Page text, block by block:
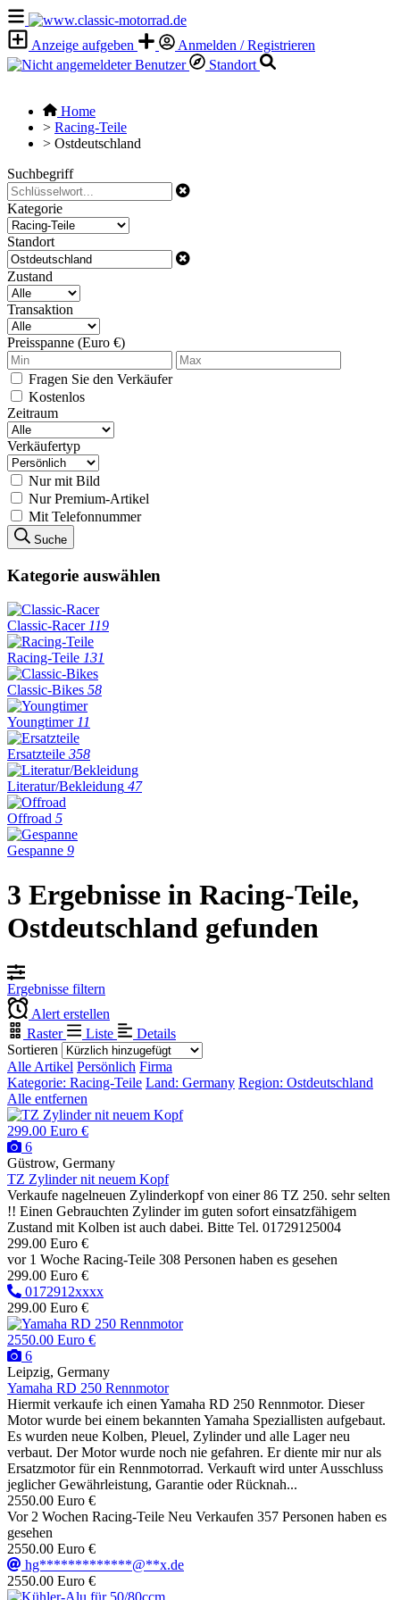
Anzeige aufgeben
Anmelden / Registrieren
Standort
Home
> Racing-Teile
> Ostdeutschland
Suchbegriff
Kategorie
Standort
Zustand
Transaktion
Preisspanne (Euro €)
Fragen Sie den Verkäufer
Kostenlos
Zeitraum
Verkäufertyp
Nur mit Bild
Nur Premium-Artikel
Mit Telefonnummer
Suche
Kategorie auswählen
Classic-Racer 119
Racing-Teile 131
Classic-Bikes 58
Youngtimer 11
Ersatzteile 358
Literatur/Bekleidung 47
Offroad 5
Gespanne 9
3 Ergebnisse in Racing-Teile,
Ostdeutschland gefunden
Ergebnisse filtern
Alert erstellen
Raster
Liste
Details
Sortieren
Alle Artikel Persönlich Firma
Kategorie: Racing-Teile Land: Germany Region: Ostdeutschland
Alle entfernen
299.00 Euro €
6
Güstrow, Germany
TZ Zylinder nit neuem Kopf
Verkaufe nagelneuen Zylinderkopf von einer 86 TZ 250. sehr selten
!! Einen Gebrauchten Zylinder im guten sofort einsatzfähigem
Zustand mit Kolben ist auch dabei. Bitte Tel. 01729125004
299.00 Euro €
vor 1 Woche Racing-Teile 308 Personen haben es gesehen
299.00 Euro €
0172912xxxx
299.00 Euro €
2550.00 Euro €
6
Leipzig, Germany
Yamaha RD 250 Rennmotor
Hiermit verkaufe ich einen Yamaha RD 250 Rennmotor. Dieser
Motor wurde bei einem bekannten Yamaha Speziallisten aufgebaut.
Es wurden neue Kolben, Pleuel, Zylinder und alle Lager neu
verbaut. Der Motor wurde noch nie gefahren. Er diente mir nur als
Ersatzmotor für ein Rennmotorrad. Verkauft wird unter Ausschluss
jeglicher Gewährleistung, Garantie oder Rücknah...
2550.00 Euro €
Vor 2 Wochen Racing-Teile Neu Verkaufen 357 Personen haben es
gesehen
2550.00 Euro €
hg*************@**x.de
2550.00 Euro €